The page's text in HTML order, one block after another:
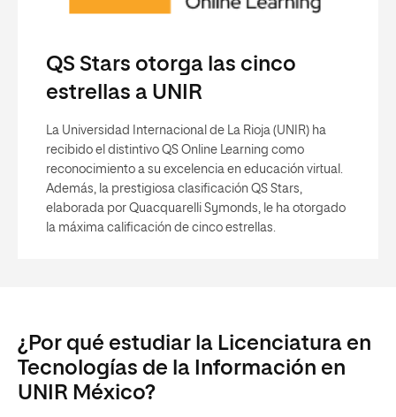
QS Stars otorga las cinco
estrellas a UNIR
La Universidad Internacional de La Rioja (UNIR) ha
recibido el distintivo QS Online Learning como
reconocimiento a su excelencia en educación virtual.
Además, la prestigiosa clasificación QS Stars,
elaborada por Quacquarelli Symonds, le ha otorgado
la máxima calificación de cinco estrellas.
¿Por qué estudiar la Licenciatura en
Tecnologías de la Información en
UNIR México?